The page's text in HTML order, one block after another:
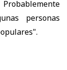
Probablemente
personas